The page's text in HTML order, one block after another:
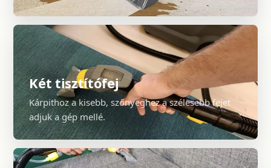
Két tisztítófej
Kárpithoz a kisebb, szőnyeghez a szélesebb fejet
adjuk a gép mellé.